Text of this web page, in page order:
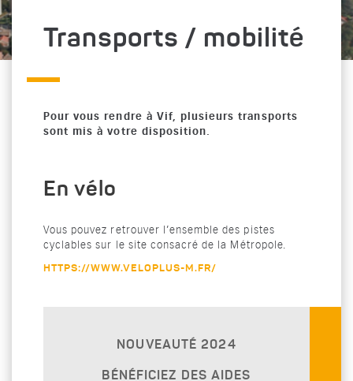
Transports / mobilité
Pour vous rendre à Vif, plusieurs transports
sont mis à votre disposition.
En vélo
Vous pouvez retrouver l’ensemble des pistes
cyclables sur le site consacré de la Métropole.
HTTPS://WWW.VELOPLUS-M.FR/
NOUVEAUTÉ 2024
BÉNÉFICIEZ DES AIDES